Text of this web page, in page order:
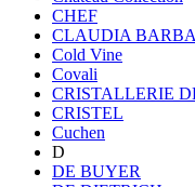
CHEF
CLAUDIA
Cold Vine
Covali
CRISTALLERIE
CRISTEL
Cuchen
D
DE BUYER